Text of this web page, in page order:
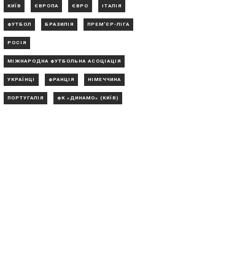
КИЇВ ЄВРОПА ЄВРО ІТАЛІЯ
ФУТБОЛ БРАЗИЛІЯ ПРЕМ'ЄР-ЛІГА
РОСІЯ
МІЖНАРОДНА ФУТБОЛЬНА АСОЦІАЦІЯ
УКРАЇНЦІ ФРАНЦІЯ НІМЕЧЧИНА
ПОРТУГАЛІЯ ФК «ДИНАМО» (КИЇВ)